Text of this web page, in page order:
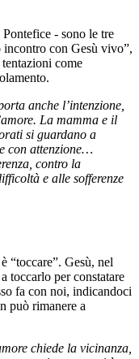
- sono le tre
con Gesù vivo”,
come
anche l’intenzione,
La mamma e il
si guardano a
con attenzione…
contro la
e alle sofferenze
“toccare”. Gesù, nel
toccarlo per constatare
fa con noi, indicandoci
può rimanere a
chiede la vicinanza,